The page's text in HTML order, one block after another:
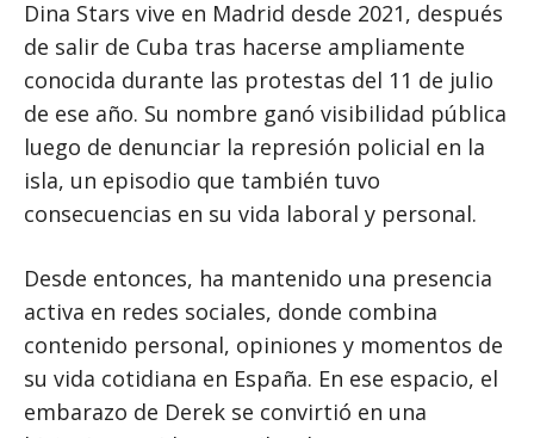
Dina Stars vive en Madrid desde 2021, después
de salir de Cuba tras hacerse ampliamente
conocida durante las protestas del 11 de julio
de ese año. Su nombre ganó visibilidad pública
luego de denunciar la represión policial en la
isla, un episodio que también tuvo
consecuencias en su vida laboral y personal.
Desde entonces, ha mantenido una presencia
activa en redes sociales, donde combina
contenido personal, opiniones y momentos de
su vida cotidiana en España. En ese espacio, el
embarazo de Derek se convirtió en una